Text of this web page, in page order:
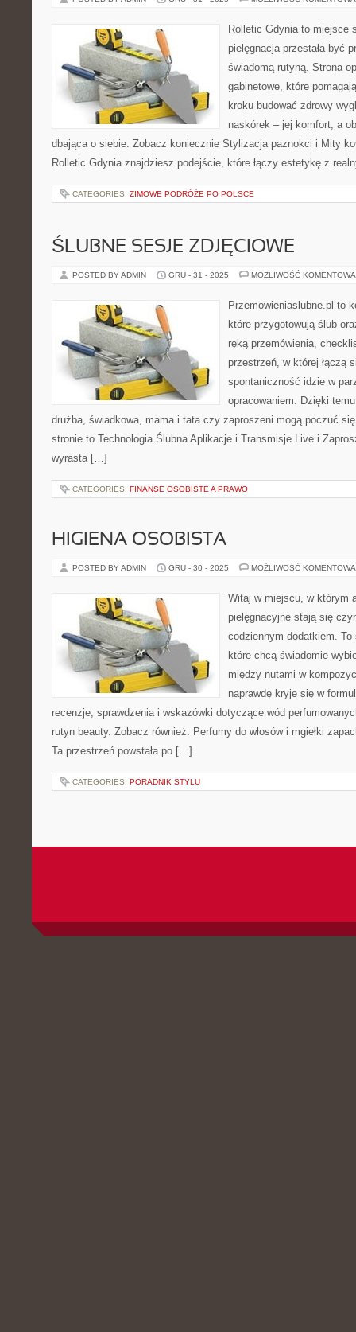
Rolletic Gdynia to miejsce
pielęgnacja przestała być
świadomą rutyną. Strona
gabinetowe, które
kroku budować zdrowy
naskórek – jej komfort, a
dbająca o siebie. Zobacz koniecznie Stylizacja paznokci i Mity
Rolletic Gdynia znajdziesz podejście, które łączy estetykę z
CATEGORIES: ZIMOWE PODRÓŻE PO POLSCE
ŚLUBNE SESJE ZDJĘCIOWE
POSTED BY ADMIN GRU - 31 - 2025 MOŻLIWOŚĆ
Przemowieniaslubne.pl to
które przygotowują ślub
ręką przemówienia,
przestrzeń, w której łączą
spontaniczność idzie w
opracowaniem. Dzięki
drużba, świadkowa, mama i tata czy zaproszeni mogą poczuć
stronie to Technologia Ślubna Aplikacje i Transmisje Live i
wyrasta […]
CATEGORIES: FINANSE OSOBISTE A PRAWO
HIGIENA OSOBISTA
POSTED BY ADMIN GRU - 30 - 2025 MOŻLIWOŚĆ
Witaj w miejscu, w którym
pielęgnacyjne stają się
codziennym dodatkiem.
które chcą świadomie
między nutami w
naprawdę kryje się w
recenzje, sprawdzenia i wskazówki dotyczące wód
rutyn beauty. Zobacz również: Perfumy do włosów i mgiełki
Ta przestrzeń powstała po […]
CATEGORIES: PORADNIK STYLU